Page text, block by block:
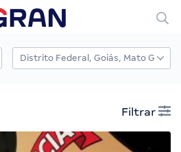
Filtrar